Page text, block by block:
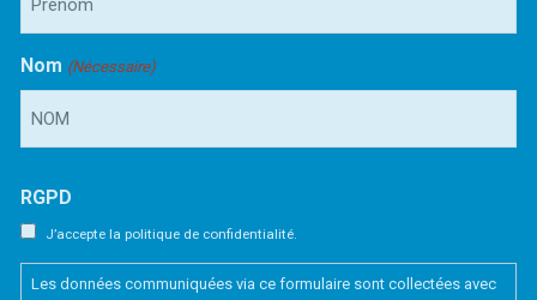
Nom (Nécessaire)
RGPD
J’accepte la politique de confidentialité.
Les données communiquées via ce formulaire sont collectées avec